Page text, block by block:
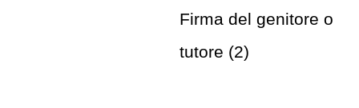
Firma del genitore o
tutore (2)